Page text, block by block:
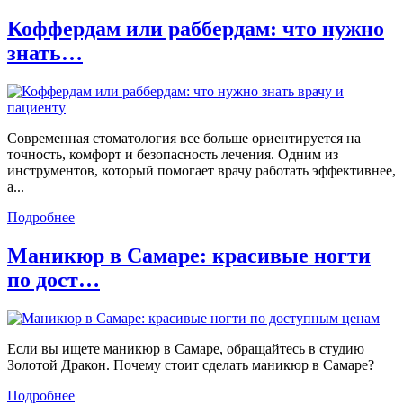
Коффердам или раббердам: что нужно
знать…
Современная стоматология все больше ориентируется на
точность, комфорт и безопасность лечения. Одним из
инструментов, который помогает врачу работать эффективнее,
а...
Подробнее
Маникюр в Самаре: красивые ногти
по дост…
Если вы ищете маникюр в Самаре, обращайтесь в студию
Золотой Дракон. Почему стоит сделать маникюр в Самаре?
Подробнее